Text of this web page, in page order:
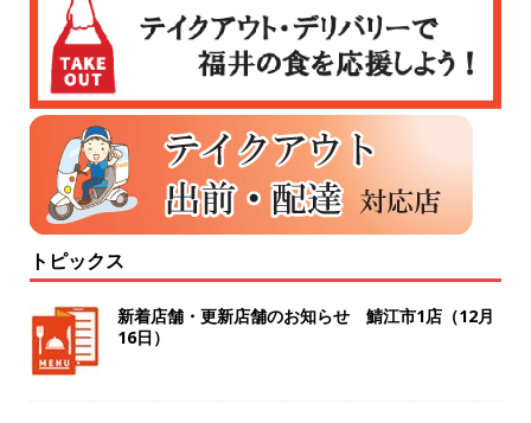
トピックス
新着店舗・更新店舗のお知らせ 鯖江市1店（12月
16日）